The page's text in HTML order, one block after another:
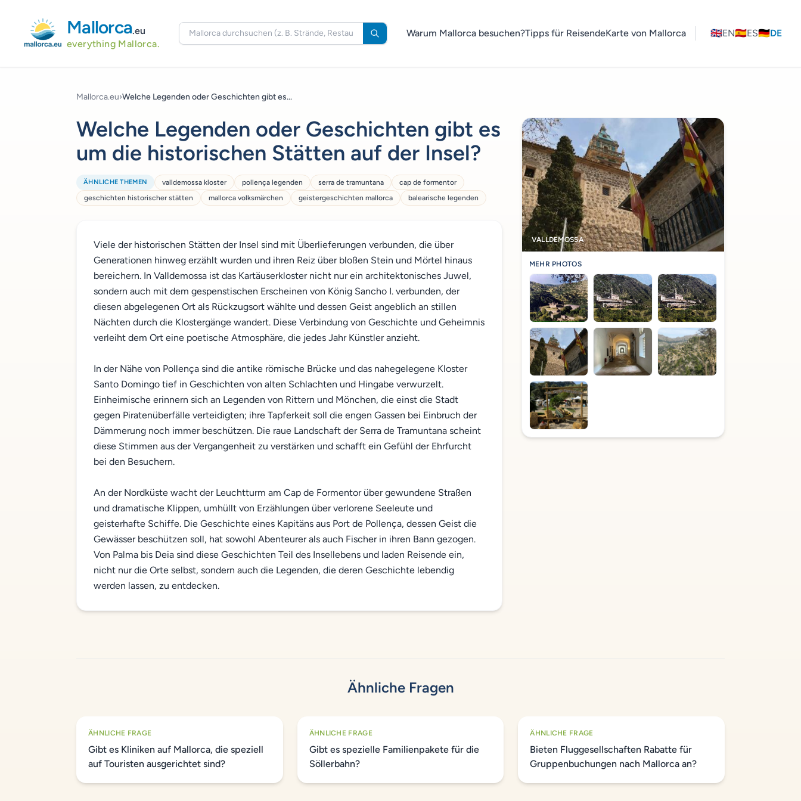
Mallorca.eu
everything Mallorca.
Warum Mallorca besuchen?Tipps für ReisendeKarte von Mallorca 🇬🇧EN🇪🇸ES🇩🇪DE
Mallorca.eu›Welche Legenden oder Geschichten gibt es...
Welche Legenden oder Geschichten gibt es
um die historischen Stätten auf der Insel?
ÄHNLICHE THEMEN valldemossa kloster pollença legenden serra de tramuntana
cap de formentor
geschichten historischer stätten
mallorca volksmärchen geistergeschichten mallorca balearische legenden
Viele der historischen Stätten der Insel sind mit Überlieferungen verbunden, die über
Generationen hinweg erzählt wurden und ihren Reiz über bloßen Stein und Mörtel hinaus
bereichern. In Valldemossa ist das Kartäuserkloster nicht nur ein architektonisches Juwel,
sondern auch mit dem gespenstischen Erscheinen von König Sancho I. verbunden, der
diesen abgelegenen Ort als Rückzugsort wählte und dessen Geist angeblich an stillen
Nächten durch die Klostergänge wandert. Diese Verbindung von Geschichte und Geheimnis
verleiht dem Ort eine poetische Atmosphäre, die jedes Jahr Künstler anzieht.
In der Nähe von Pollença sind die antike römische Brücke und das nahegelegene Kloster
Santo Domingo tief in Geschichten von alten Schlachten und Hingabe verwurzelt.
Einheimische erinnern sich an Legenden von Rittern und Mönchen, die einst die Stadt
gegen Piratenüberfälle verteidigten; ihre Tapferkeit soll die engen Gassen bei Einbruch der
Dämmerung noch immer beschützen. Die raue Landschaft der Serra de Tramuntana scheint
diese Stimmen aus der Vergangenheit zu verstärken und schafft ein Gefühl der Ehrfurcht
bei den Besuchern.
An der Nordküste wacht der Leuchtturm am Cap de Formentor über gewundene Straßen
und dramatische Klippen, umhüllt von Erzählungen über verlorene Seeleute und
geisterhafte Schiffe. Die Geschichte eines Kapitäns aus Port de Pollença, dessen Geist die
Gewässer beschützen soll, hat sowohl Abenteurer als auch Fischer in ihren Bann gezogen.
Von Palma bis Deia sind diese Geschichten Teil des Insellebens und laden Reisende ein,
nicht nur die Orte selbst, sondern auch die Legenden, die deren Geschichte lebendig
werden lassen, zu entdecken.
VALLDEMOSSA
MEHR PHOTOS
Ähnliche Fragen
ÄHNLICHE FRAGE
Gibt es Kliniken auf Mallorca, die speziell
auf Touristen ausgerichtet sind?
ÄHNLICHE FRAGE
Gibt es spezielle Familienpakete für die
Söllerbahn?
ÄHNLICHE FRAGE
Bieten Fluggesellschaften Rabatte für
Gruppenbuchungen nach Mallorca an?